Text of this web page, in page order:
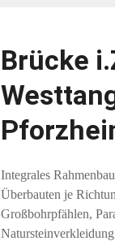
Brücke
Integrales
Überbauten je
Großbohrpfählen,
Natursteinverkleidung